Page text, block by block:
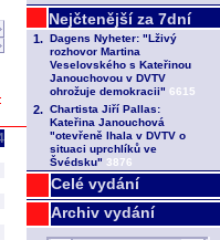
Celé vydání
Archiv vydání